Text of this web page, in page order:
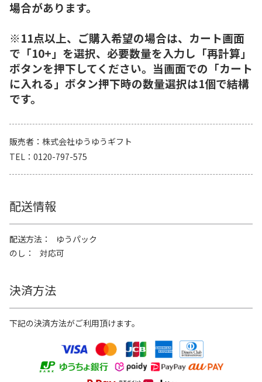
場合があります。
※11点以上、ご購入希望の場合は、カート画面
で「10+」を選択、必要数量を入力し「再計算」
ボタンを押下してください。当画面での「カート
に入れる」ボタン押下時の数量選択は1個で結構
です。
販売者
株式会社ゆうゆうギフト
TEL
0120-797-575
配送情報
配送方法
ゆうパック
のし
対応可
決済方法
下記の決済方法がご利用頂けます。